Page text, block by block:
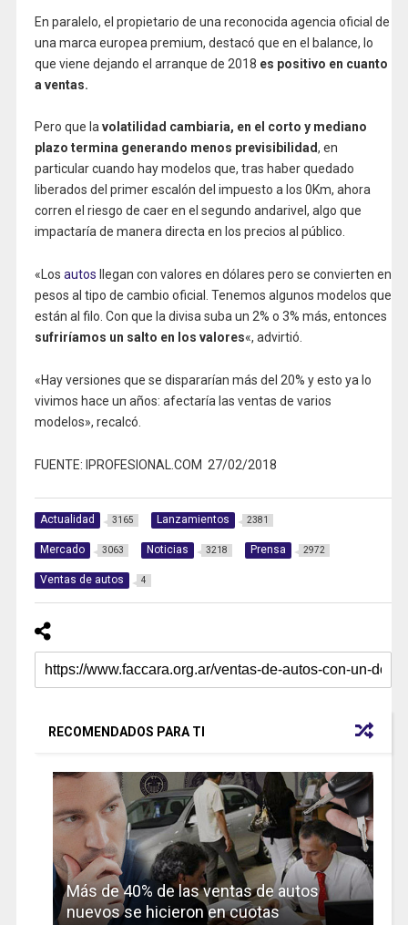
En paralelo, el propietario de una reconocida agencia oficial de
una marca europea premium, destacó que en el balance, lo
que viene dejando el arranque de 2018 es positivo en cuanto
a ventas.
Pero que lavolatilidad cambiaria, en el corto y mediano
plazo termina generando menos previsibilidad, en
particular cuando hay modelos que, tras haber quedado
liberados del primer escalón del impuesto a los 0Km, ahora
corren el riesgo de caer en el segundo andarivel, algo que
impactaría de manera directa en los precios al público.
«Los autos llegan con valores en dólares pero se convierten en
pesos al tipo de cambio oficial. Tenemos algunos modelos que
están al filo. Con que la divisa suba un 2% o 3% más, entonces
sufriríamos un salto en los valores«, advirtió.
«Hay versiones que se dispararían más del 20% y esto ya lo
vivimos hace un años: afectaría las ventas de varios
modelos», recalcó.
FUENTE: IPROFESIONAL.COM 27/02/2018
Actualidad 3165 Lanzamientos 2381
Mercado 3063 Noticias 3218 Prensa 2972
Ventas de autos 4
RECOMENDADOS PARA TI
Más de 40% de las ventas de autos
nuevos se hicieron en cuotas